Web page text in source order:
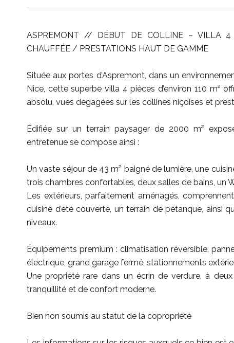
ASPREMONT // DÉBUT DE COLLINE – VILLA
CHAUFFÉE / PRESTATIONS HAUT DE GAMME
Située aux portes d’Aspremont, dans un
Nice, cette superbe villa 4 pièces d’environ 110 m²
absolu, vues dégagées sur les collines niçoises et
Édifiée sur un terrain paysager de 2000 m²
entretenue se compose ainsi :
Un vaste séjour de 43 m² baigné de lumière, une
trois chambres confortables, deux salles de bains, un
Les extérieurs, parfaitement aménagés,
cuisine d’été couverte, un terrain de pétanque, ainsi
niveaux.
Équipements premium : climatisation réversible,
électrique, grand garage fermé, stationnements
Une propriété rare dans un écrin de verdure, à
tranquillité et de confort moderne.
Bien non soumis au statut de la copropriété